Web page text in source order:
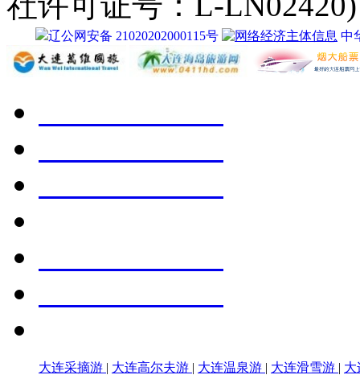
辽公网安备 21020202000115号 中
大连采摘游 | 大连高尔夫游 | 大连温泉游 | 大连滑雪游 |